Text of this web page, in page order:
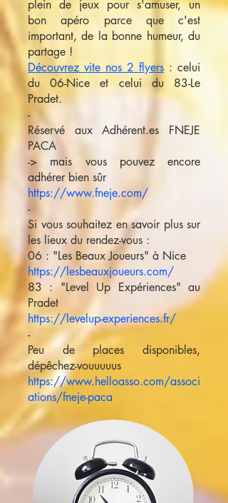
plein de jeux pour s'amuser, un
bon apéro parce que c'est
important, de la bonne humeur, du
partage !
Découvrez vite nos 2 flyers : celui
du 06-Nice et celui du 83-Le
Pradet.
-
Réservé aux Adhérent.es FNEJE
PACA
-> mais vous pouvez encore
adhérer bien sûr
https://www.fneje.com/
-
Si vous souhaitez en savoir plus sur
les lieux du rendez-vous :
06 : "Les Beaux Joueurs" à Nice
https://lesbeauxjoueurs.com/
83 : "Level Up Expériences" au
Pradet
https://levelup-experiences.fr/
-
Peu de places disponibles,
dépêchez-vouuuuus
https://www.helloasso.com/associ
ations/fneje-paca